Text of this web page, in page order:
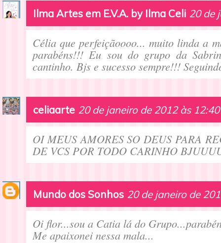
Ilma Artes em E.V.A. by Ilma Celi 20 de
Célia que perfeiçãoooo... muito linda a
parabéns!!! Eu sou do grupo da
cantinho. Bjs e sucesso sempre!!!
celiaarte 20 de janeiro de 2012 às 12:40
OI MEUS AMORES SO DEUS PARA
DE VCS POR TODO CARINHO
Mundo dos Sonhos 20 de janeiro de
Oi flor...sou a Catia lá do
Me apaixonei nessa mala...